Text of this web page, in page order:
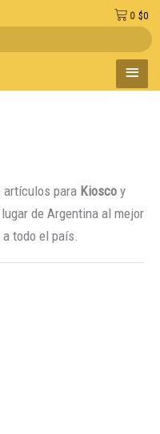
$0
0
MENÚ
artículos para Kiosco y
lugar de Argentina al mejor
todo el país.